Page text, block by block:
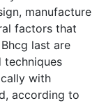
manufacture
factors that
last are
techniques
with
according to